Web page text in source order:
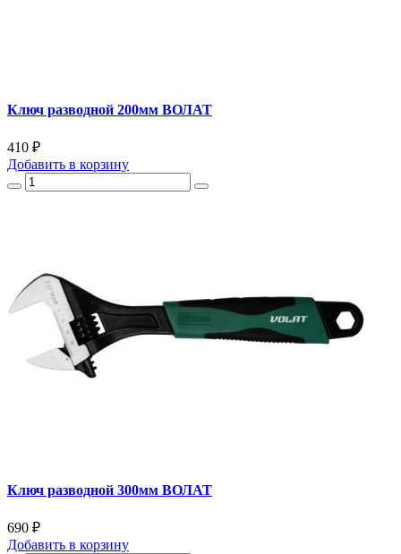
Ключ разводной 200мм ВОЛАТ
410 ₽
Добавить в корзину
Ключ разводной 300мм ВОЛАТ
690 ₽
Добавить в корзину